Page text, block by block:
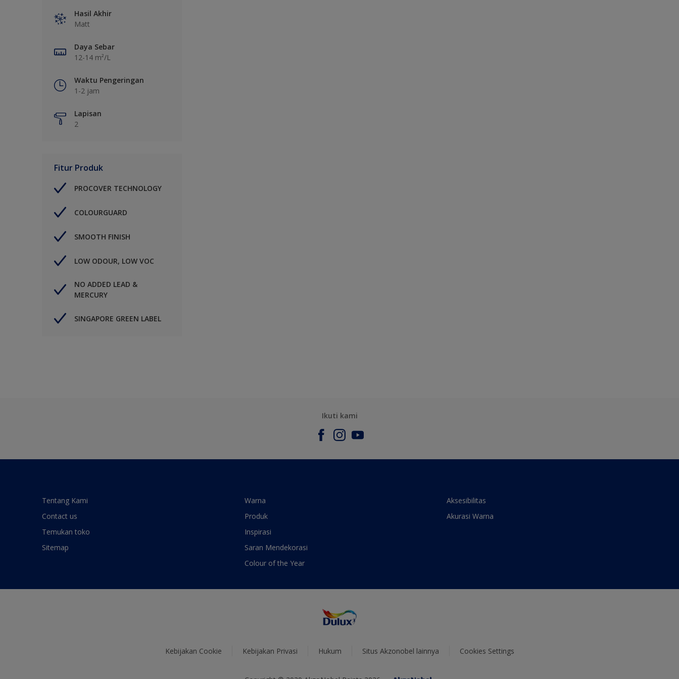
Hasil Akhir
Matt
Daya Sebar
12-14 m²/L
Waktu Pengeringan
1-2 jam
Lapisan
2
Fitur Produk
PROCOVER TECHNOLOGY
COLOURGUARD
SMOOTH FINISH
LOW ODOUR, LOW VOC
NO ADDED LEAD &
MERCURY
SINGAPORE GREEN LABEL
Ikuti kami
Tentang Kami
Contact us
Temukan toko
Sitemap
Warna
Produk
Inspirasi
Saran Mendekorasi
Colour of the Year
Aksesibilitas
Akurasi Warna
Kebijakan Cookie Kebijakan Privasi Hukum Situs Akzonobel lainnya Cookies Settings